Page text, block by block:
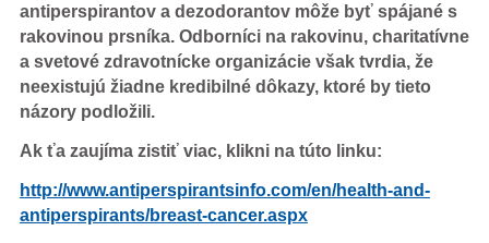
antiperspirantov a dezodorantov môže byť spájané s
rakovinou prsníka. Odborníci na rakovinu, charitatívne
a svetové zdravotnícke organizácie však tvrdia, že
neexistujú žiadne kredibilné dôkazy, ktoré by tieto
názory podložili.
Ak ťa zaujíma zistiť viac, klikni na túto linku:
http://www.antiperspirantsinfo.com/en/health-and-
antiperspirants/breast-cancer.aspx